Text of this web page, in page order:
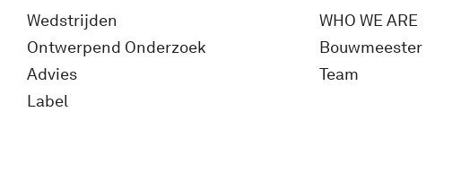
Wedstrijden
Ontwerpend Onderzoek
Advies
Label
WHO WE ARE
Bouwmeester
Team